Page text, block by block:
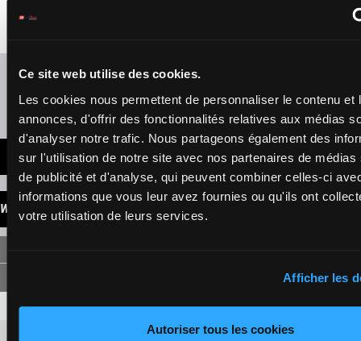
Ce site web utilise des cookies.
Les cookies nous permettent de personnaliser le contenu et
annonces, d'offrir des fonctionnalités relatives aux médias
d'analyser notre trafic. Nous partageons également des
sur l'utilisation de notre site avec nos partenaires de médias
de publicité et d'analyse, qui peuvent combiner celles-ci
informations que vous leur avez fournies ou qu'ils ont
votre utilisation de leurs services.
Afficher les
Autoriser tous les cookies
4a Da (24) 4a 7a
Presence of favorite horses
LATEST NEWS
WINNINGS
10 3,60 € 1,90 €
4,30 € 1,80 €